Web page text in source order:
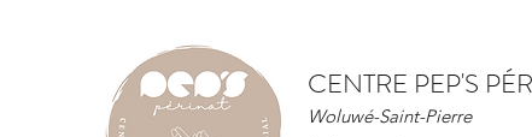
CENTRE PEP'S
Woluwé-Saint-Pierre